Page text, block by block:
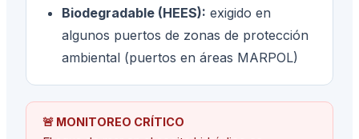
Biodegradable (HEES): exigido en
algunos puertos de zonas de protección
ambiental (puertos en áreas MARPOL)
🚨 MONITOREO CRÍTICO